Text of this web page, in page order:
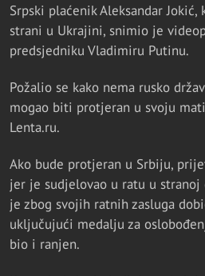
Srpski plaćenik Aleksandar
strani u Ukrajini, snimio je
predsjedniku Vladimiru Putinu.
Požalio se kako nema rusko
mogao biti protjeran u svoju
Lenta.ru.
Ako bude protjeran u Srbiju,
jer je sudjelovao u ratu u stranoj
je zbog svojih ratnih zasluga
uključujući medalju za
bio i ranjen.